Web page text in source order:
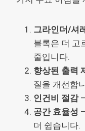
그라인더/셔
블록은 더 고
줄입니다.
향상된 출력
질을 개선합
인건비 절감–
공간 효율성
더 쉽습니다.